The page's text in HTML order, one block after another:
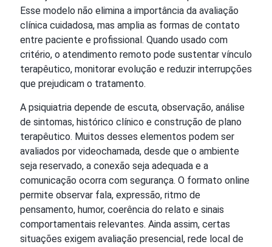
Esse modelo não elimina a importância da avaliação
clínica cuidadosa, mas amplia as formas de contato
entre paciente e profissional. Quando usado com
critério, o atendimento remoto pode sustentar vínculo
terapêutico, monitorar evolução e reduzir interrupções
que prejudicam o tratamento.
A psiquiatria depende de escuta, observação, análise
de sintomas, histórico clínico e construção de plano
terapêutico. Muitos desses elementos podem ser
avaliados por videochamada, desde que o ambiente
seja reservado, a conexão seja adequada e a
comunicação ocorra com segurança. O formato online
permite observar fala, expressão, ritmo de
pensamento, humor, coerência do relato e sinais
comportamentais relevantes. Ainda assim, certas
situações exigem avaliação presencial, rede local de